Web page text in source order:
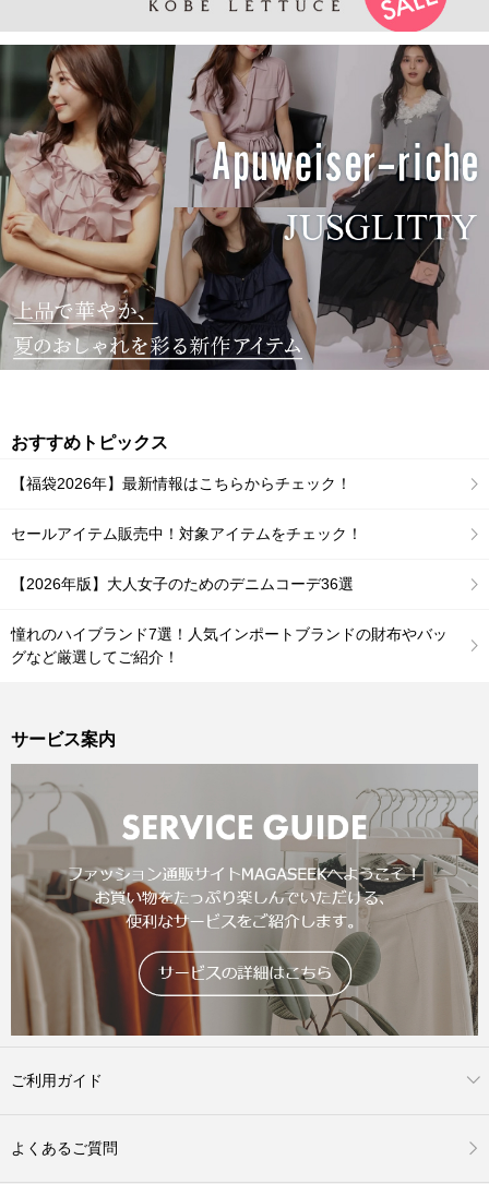
おすすめトピックス
【福袋2026年】最新情報はこちらからチェック！
セールアイテム販売中！対象アイテムをチェック！
【2026年版】大人女子のためのデニムコーデ36選
憧れのハイブランド7選！人気インポートブランドの財布やバッ
グなど厳選してご紹介！
サービス案内
ご利用ガイド
よくあるご質問